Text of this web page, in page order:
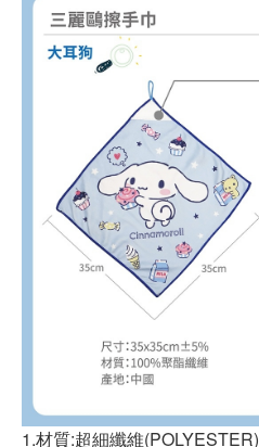
1.材質:超細纖維(POLYESTER)